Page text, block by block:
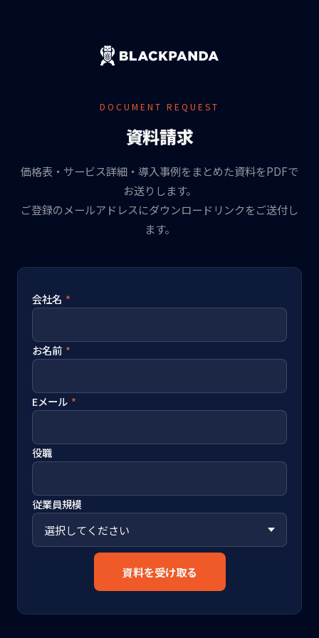
DOCUMENT REQUEST
資料請求
価格表・サービス詳細・導入事例をまとめた資料をPDFで
お送りします。
ご登録のメールアドレスにダウンロードリンクをご送付し
ます。
会社名 *
お名前 *
Eメール *
役職
従業員規模
資料を受け取る